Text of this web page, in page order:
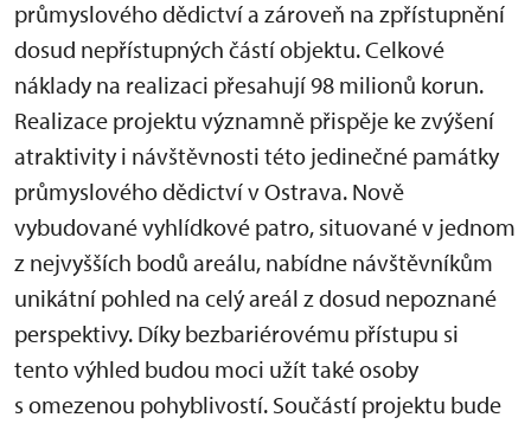
průmyslového dědictví a zároveň na zpřístupnění
dosud nepřístupných částí objektu. Celkové
náklady na realizaci přesahují 98 milionů korun.
Realizace projektu významně přispěje ke zvýšení
atraktivity i návštěvnosti této jedinečné památky
průmyslového dědictví v Ostrava. Nově
vybudované vyhlídkové patro, situované v jednom
z nejvyšších bodů areálu, nabídne návštěvníkům
unikátní pohled na celý areál z dosud nepoznané
perspektivy. Díky bezbariérovému přístupu si
tento výhled budou moci užít také osoby
s omezenou pohyblivostí. Součástí projektu bude